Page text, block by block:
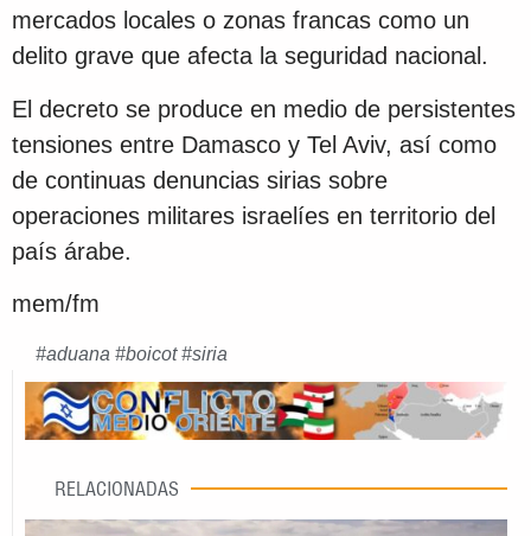
mercados locales o zonas francas como un
delito grave que afecta la seguridad nacional.
El decreto se produce en medio de persistentes
tensiones entre Damasco y Tel Aviv, así como
de continuas denuncias sirias sobre
operaciones militares israelíes en territorio del
país árabe.
mem/fm
#aduana #boicot#siria
RELACIONADAS